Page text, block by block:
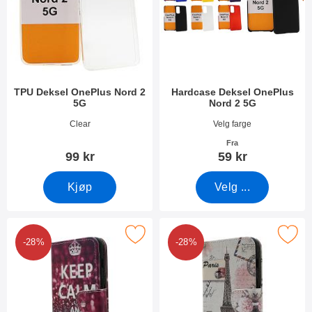
TPU Deksel OnePlus Nord 2
5G
Varenummer 41565
Clear
99 kr
Kjøp
Hardcase Deksel OnePlus
Nord 2 5G
Varenummer 41790
Velg farge
Fra
59 kr
Velg ...
-28%
Merk designwallet OnePlus Nord 2 5G som favoritt
-28%
Merk designwallet OnePlus